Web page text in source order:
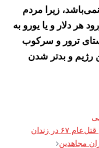
زیرا مردم
هر دلار و یا یورو به
ترور و سرکوب
رژیم و بدتر شدن
شروع محاکمه حمید نوری از دژخیمان قتل‌عام ۶۷ در زندان
مجاهدین